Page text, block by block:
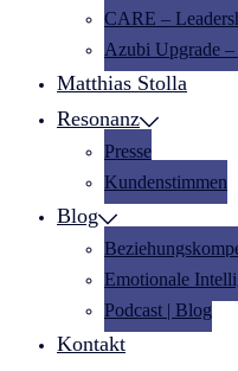
CARE –
Azubi Upgrade
Matthias Stolla
Resonanz
Presse
Kundenstimmen
Blog
Emotionale
Podcast | Blog
Kontakt